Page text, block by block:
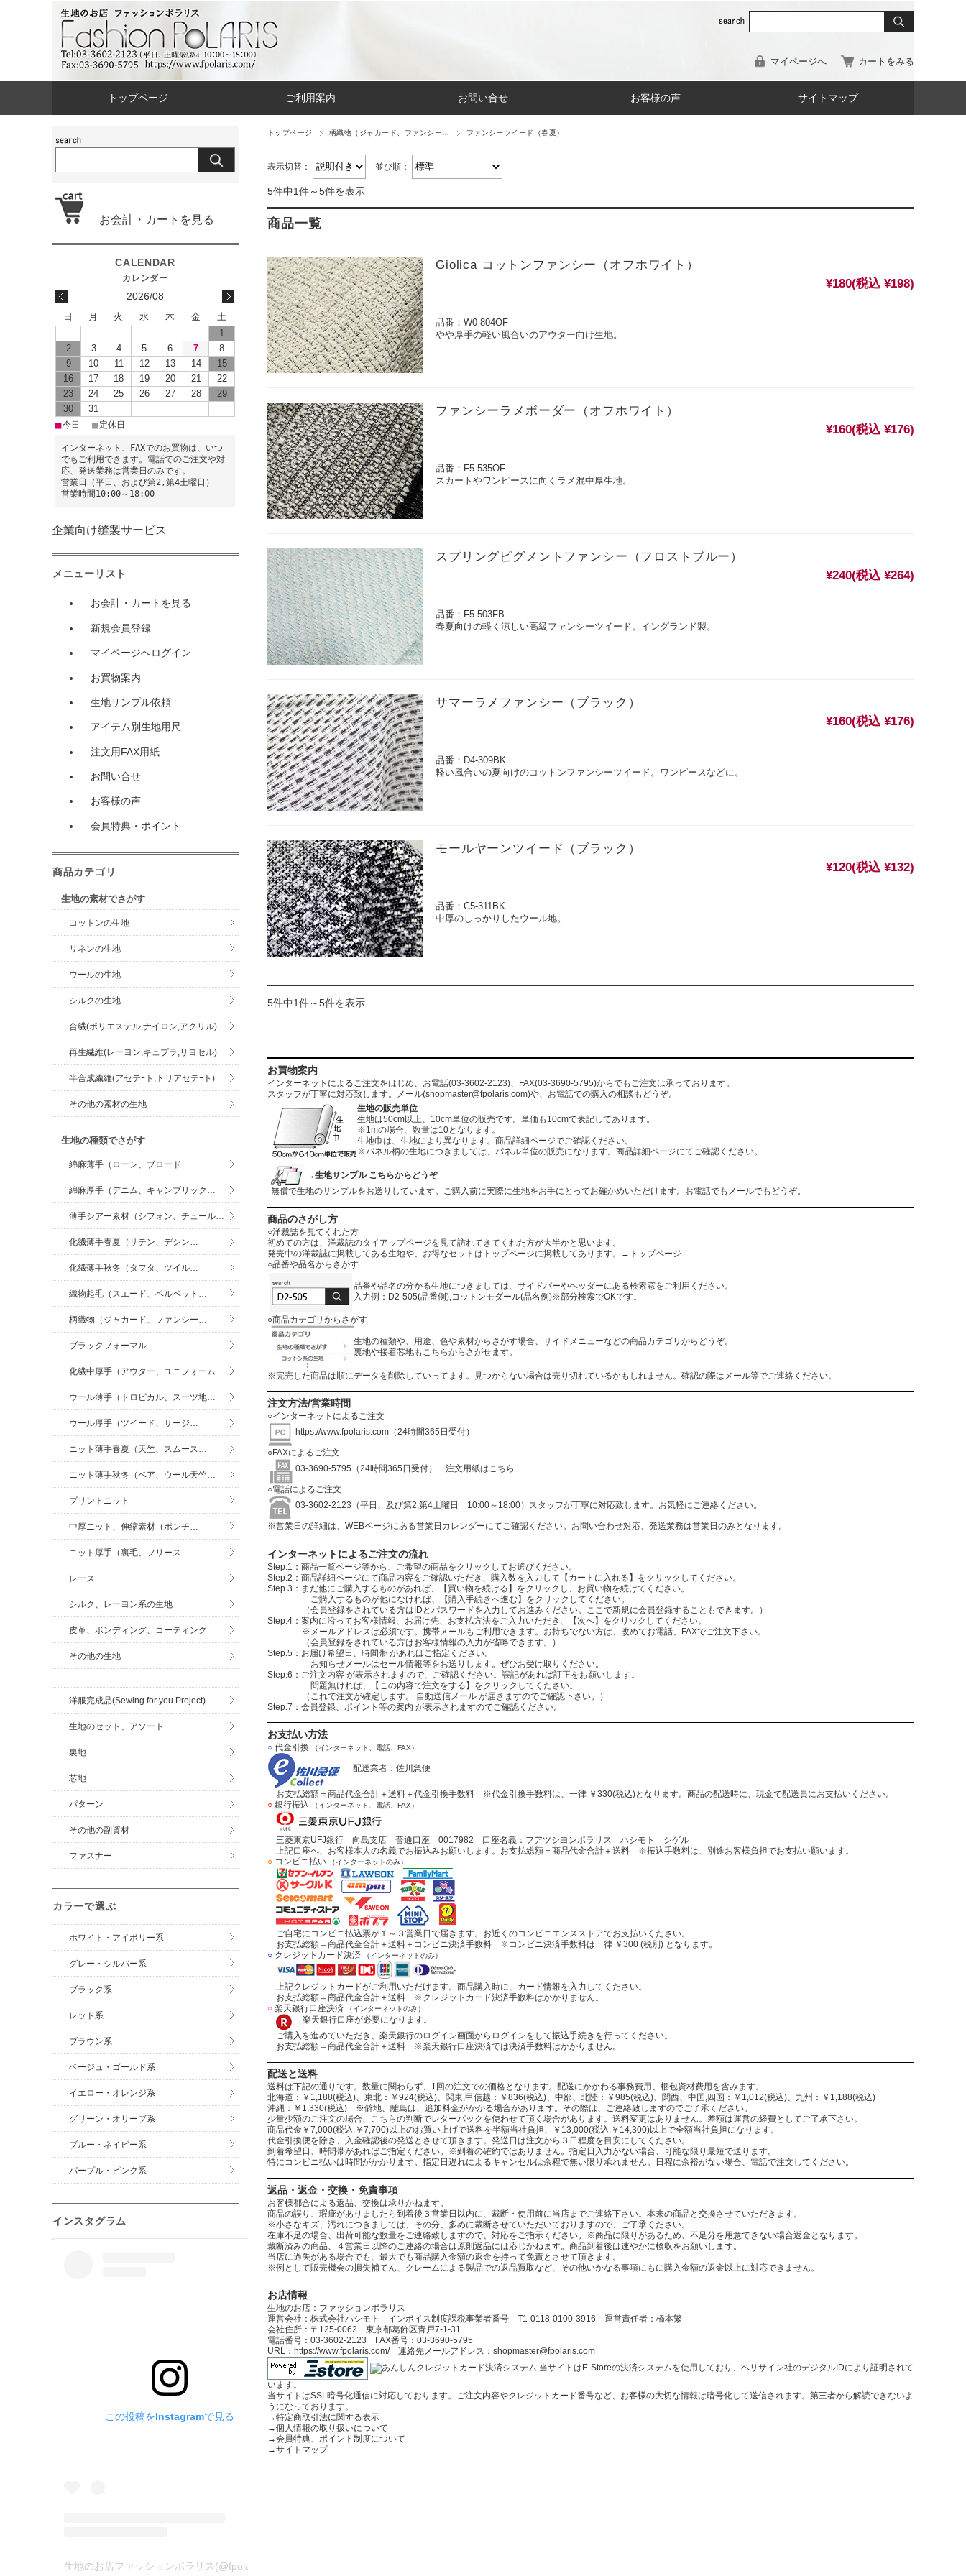
マイページへ カートをみる
トップページ ご利用案内 お問い合せ お客様の声 サイトマップ
トップページ 柄織物（ジャカード、ファンシー… ファンシーツイード（春夏）
表示切替： 並び順：
5件中1件～5件を表示
商品一覧
Giolica コットンファンシー（オフホワイト）
¥180(税込 ¥198)
品番：W0-804OF
やや厚手の軽い風合いのアウター向け生地。
ファンシーラメボーダー（オフホワイト）
¥160(税込 ¥176)
品番：F5-535OF
スカートやワンピースに向くラメ混中厚生地。
スプリングピグメントファンシー（フロストブルー）
¥240(税込 ¥264)
品番：F5-503FB
春夏向けの軽く涼しい高級ファンシーツイード。イングランド製。
サマーラメファンシー（ブラック）
¥160(税込 ¥176)
品番：D4-309BK
軽い風合いの夏向けのコットンファンシーツイード。ワンピースなどに。
モールヤーンツイード（ブラック）
¥120(税込 ¥132)
品番：C5-311BK
中厚のしっかりしたウール地。
5件中1件～5件を表示
お買物案内
インターネットによるご注文をはじめ、お電話(03-3602-2123)、FAX(03-3690-5795)からでもご注文は承っております。
スタッフが丁寧に対応致します。メール(shopmaster@fpolaris.com)や、お電話での購入の相談もどうぞ。
生地の販売単位
生地は50cm以上、10cm単位の販売です。単価も10cmで表記してあります。
※1mの場合、数量は10となります。
生地巾は、生地により異なります。商品詳細ページでご確認ください。
※パネル柄の生地につきましては、パネル単位の販売になります。商品詳細ページにてご確認ください。
→生地サンプル こちらからどうぞ
無償で生地のサンプルをお送りしています。ご購入前に実際に生地をお手にとってお確かめいただけます。お電話でもメールでもどうぞ。
商品のさがし方
○洋裁誌を見てくれた方
初めての方は、洋裁誌のタイアップページを見て訪れてきてくれた方が大半かと思います。
発売中の洋裁誌に掲載してある生地や、お得なセットはトップページに掲載してあります。
→トップページ
○品番や品名からさがす
品番や品名の分かる生地につきましては、サイドバーやヘッダーにある検索窓をご利用ください。
入力例：D2-505(品番例),コットンモダール(品名例)※部分検索でOKです。
○商品カテゴリからさがす
生地の種類や、用途、色や素材からさがす場合、サイドメニューなどの商品カテゴリからどうぞ。
裏地や接着芯地もこちらからさがせます。
※完売した商品は順にデータを削除していってます。見つからない場合は売り切れているかもしれません。確認の際はメール等でご連絡ください。
注文方法/営業時間
○インターネットによるご注文
https://www.fpolaris.com （24時間365日受付）
○FAXによるご注文
03-3690-5795（24時間365日受付）
注文用紙はこちら
○電話によるご注文
03-3602-2123（平日、及び第2,第4土曜日 10:00～18:00）スタッフが丁寧に対応致します。お気軽にご連絡ください。
※営業日の詳細は、WEBページにある営業日カレンダーにてご確認ください。お問い合わせ対応、発送業務は営業日のみとなります。
インターネットによるご注文の流れ
Step.1：商品一覧ページ等から、ご希望の商品をクリックしてお選びください。
Step.2：商品詳細ページにて商品内容をご確認いただき、購入数を入力して【カートに入れる】をクリックしてください。
Step.3：まだ他にご購入するものがあれば、【買い物を続ける】をクリックし、お買い物を続けてください。
ご購入するものが他になければ、【購入手続きへ進む】をクリックしてください。
（会員登録をされている方はIDとパスワードを入力してお進みください。ここで新規に会員登録することもできます。）
Step.4：案内に沿ってお客様情報、お届け先、お支払方法をご入力いただき、【次へ】をクリックしてください。
※メールアドレスは必須です。携帯メールもご利用できます。お持ちでない方は、改めてお電話、FAXでご注文下さい。
（会員登録をされている方はお客様情報の入力が省略できます。）
Step.5：お届け希望日、時間帯 があればご指定ください。
お知らせメールはセール情報等をお送りします。ぜひお受け取りください。
Step.6：ご注文内容 が表示されますので、ご確認ください。誤記があれば訂正をお願いします。
問題無ければ、【この内容で注文をする】をクリックしてください。
（これで注文が確定します。 自動送信メール が届きますのでご確認下さい。）
Step.7：会員登録、ポイント等の案内 が表示されますのでご確認ください。
お支払い方法
○ 代金引換 （インターネット、電話、FAX）
配送業者：佐川急便
お支払総額＝商品代金合計＋送料＋代金引換手数料 ※代金引換手数料は、一律 ￥330(税込)となります。商品の配送時に、現金で配送員にお支払いください。
○ 銀行振込 （インターネット、電話、FAX）
三菱東京UFJ銀行 向島支店 普通口座 0017982 口座名義：フアツシヨンポラリス ハシモト シゲル
上記口座へ、お客様本人の名義でお振込みお願いします。お支払総額＝商品代金合計＋送料 ※振込手数料は、別途お客様負担でお支払い願います。
○ コンビニ払い （インターネットのみ）
ご自宅にコンビニ払込票が１～３営業日で届きます。お近くのコンビニエンスストアでお支払いください。
お支払総額＝商品代金合計＋送料＋コンビニ決済手数料 ※コンビニ決済手数料は一律 ￥300 (税別) となります。
○ クレジットカード決済 （インターネットのみ）
上記クレジットカードがご利用いただけます。商品購入時に、カード情報を入力してください。
お支払総額＝商品代金合計＋送料 ※クレジットカード決済手数料はかかりません。
○ 楽天銀行口座決済 （インターネットのみ）
楽天銀行口座が必要になります。
ご購入を進めていただき、楽天銀行のログイン画面からログインをして振込手続きを行ってください。
お支払総額＝商品代金合計＋送料 ※楽天銀行口座決済では決済手数料はかかりません。
配送と送料
送料は下記の通りです。数量に関わらず、1回の注文での価格となります。配送にかかわる事務費用、梱包資材費用を含みます。
北海道：￥1,188(税込)、東北：￥924(税込)、関東,甲信越：￥836(税込)、中部、北陸：￥985(税込)、関西、中国,四国：￥1,012(税込)、九州：￥1,188(税込)
沖縄：￥1,330(税込) ※僻地、離島は、追加料金がかかる場合があります。その際は、ご連絡致しますのでご了承ください。
少量少額のご注文の場合、こちらの判断でレターパックを使わせて頂く場合があります。送料変更はありません。差額は運営の経費としてご了承下さい。
商品代金￥7,000(税込:￥7,700)以上のお買い上げで送料を半額当社負担、￥13,000(税込:￥14,300)以上で全額当社負担になります。
代金引換便を除き、入金確認後の発送とさせて頂きます。発送日は注文から３日程度を目安にしてください。
到着希望日、時間帯があればご指定ください。※到着の確約ではありません。指定日入力がない場合、可能な限り最短で送ります。
特にコンビニ払いは時間がかかります。指定日遅れによるキャンセルは余程で無い限り承れません。日程に余裕がない場合、電話で注文してください。
返品・返金・交換・免責事項
お客様都合による返品、交換は承りかねます。
商品の誤り、瑕疵がありましたら到着後３営業日以内に、裁断・使用前に当店までご連絡下さい。本来の商品と交換させていただきます。
※小さなキズ、汚れにつきましては、その分、多めに裁断させていただいておりますので、ご了承ください。
在庫不足の場合、出荷可能な数量をご連絡致しますので、対応をご指示ください。※商品に限りがあるため、不足分を用意できない場合返金となります。
裁断済みの商品、４営業日以降のご連絡の場合は原則返品には応じかねます。商品到着後は速やかに検収をお願いします。
当店に過失がある場合でも、最大でも商品購入金額の返金を持って免責とさせて頂きます。
※例として販売機会の損失補てん、クレームによる製品での返品買取など、その他いかなる事項にもに購入金額の返金以上に対応できません。
お店情報
生地のお店：ファッションポラリス
運営会社：株式会社ハシモト インボイス制度課税事業者番号 T1-0118-0100-3916 運営責任者：橋本繁
会社住所：〒125-0062 東京都葛飾区青戸7-1-31
電話番号：03-3602-2123 FAX番号：03-3690-5795
URL：https://www.fpolaris.com/ 連絡先メールアドレス：shopmaster@fpolaris.com
当サイトはE-Storeの決済システムを使用しており、ベリサイン社のデジタルIDにより証明されて
います。
当サイトはSSL暗号化通信に対応しております。ご注文内容やクレジットカード番号など、お客様の大切な情報は暗号化して送信されます。第三者から解読できないよ
うになっております。
→特定商取引法に関する表示
→個人情報の取り扱いについて
→会員特典、ポイント制度について
→サイトマップ
お会計・カートを見る
2026/08
日 月 火 水 木 金
土
1
2
3 4 5 6 7
8
9
10 11 12 13 14
15
16
17 18 19 20 21
22
23
24 25 26 27 28
29
30
31
■今日 ■ 定休日
インターネット、FAXでのお買物は、いつ
でもご利用できます。電話でのご注文や対
応、発送業務は営業日のみです。
営業日（平日、および第2,第4土曜日）
営業時間10:00～18:00
企業向け縫製サービス
メニューリスト
お会計・カートを見る
新規会員登録
マイページへログイン
お買物案内
生地サンプル依頼
アイテム別生地用尺
注文用FAX用紙
お問い合せ
お客様の声
会員特典・ポイント
商品カテゴリ
生地の素材でさがす
コットンの生地
リネンの生地
ウールの生地
シルクの生地
合繊(ポリエステル,ナイロン,アクリル)
再生繊維(レーヨン,キュプラ,リヨセル)
半合成繊維(アセテｰト,トリアセテｰト)
その他の素材の生地
生地の種類でさがす
綿麻薄手（ローン、ブロード…
綿麻厚手（デニム、キャンブリック…
薄手シアー素材（シフォン、チュール…
化繊薄手春夏（サテン、デシン…
化繊薄手秋冬（タフタ、ツイル…
織物起毛（スエード、ベルベット…
柄織物（ジャカード、ファンシー…
ブラックフォーマル
化繊中厚手（アウター、ユニフォーム…
ウール薄手（トロピカル、スーツ地…
ウール厚手（ツイード、サージ…
ニット薄手春夏（天竺、スムース…
ニット薄手秋冬（ベア、ウール天竺…
プリントニット
中厚ニット、伸縮素材（ポンチ…
ニット厚手（裏毛、フリース…
レース
シルク、レーヨン系の生地
皮革、ボンディング、コーティング
その他の生地
洋服完成品(Sewing for you Project)
生地のセット、アソート
裏地
芯地
パターン
その他の副資材
ファスナー
カラーで選ぶ
ホワイト・アイボリー系
グレー・シルバー系
ブラック系
レッド系
ブラウン系
ベージュ・ゴールド系
イエロー・オレンジ系
グリーン・オリーブ系
ブルー・ネイビー系
パープル・ピンク系
インスタグラム
この投稿をInstagramで見る